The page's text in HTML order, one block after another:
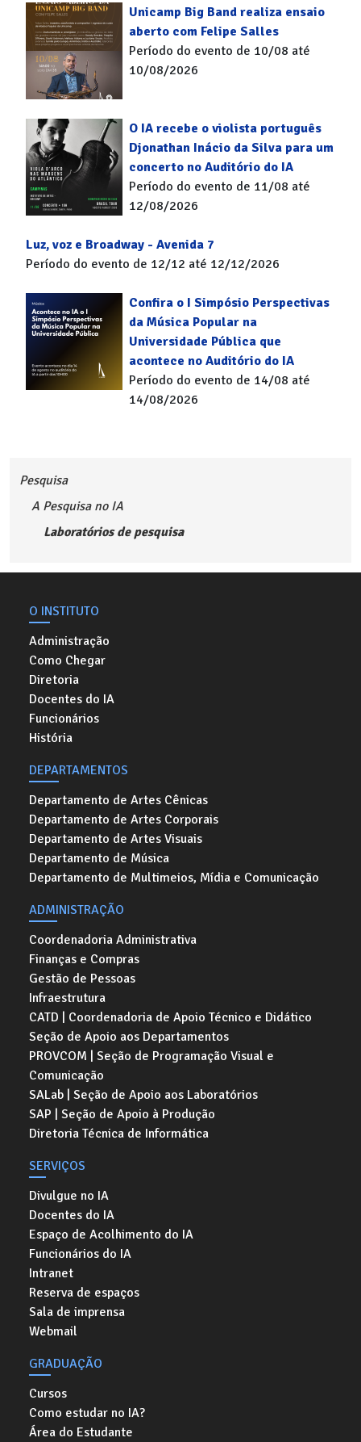
30 31
Unicamp Big Band realiza ensaio
aberto com Felipe Salles
Período do evento de 10/08 até
10/08/2026
O IA recebe o violista português
Djonathan Inácio da Silva para um
concerto no Auditório do IA
Período do evento de 11/08 até
12/08/2026
Luz, voz e Broadway - Avenida 7
Período do evento de 12/12 até 12/12/2026
Confira o I Simpósio Perspectivas
da Música Popular na
Universidade Pública que
acontece no Auditório do IA
Período do evento de 14/08 até
14/08/2026
Pesquisa
A Pesquisa no IA
Laboratórios de pesquisa
O INSTITUTO
Administração
Como Chegar
Diretoria
Docentes do IA
Funcionários
História
DEPARTAMENTOS
Departamento de Artes Cênicas
Departamento de Artes Corporais
Departamento de Artes Visuais
Departamento de Música
Departamento de Multimeios, Mídia e Comunicação
ADMINISTRAÇÃO
Coordenadoria Administrativa
Finanças e Compras
Gestão de Pessoas
Infraestrutura
CATD | Coordenadoria de Apoio Técnico e Didático
Seção de Apoio aos Departamentos
PROVCOM | Seção de Programação Visual e
Comunicação
SALab | Seção de Apoio aos Laboratórios
SAP | Seção de Apoio à Produção
Diretoria Técnica de Informática
SERVIÇOS
Divulgue no IA
Docentes do IA
Espaço de Acolhimento do IA
Funcionários do IA
Intranet
Reserva de espaços
Sala de imprensa
Webmail
GRADUAÇÃO
Cursos
Como estudar no IA?
Área do Estudante